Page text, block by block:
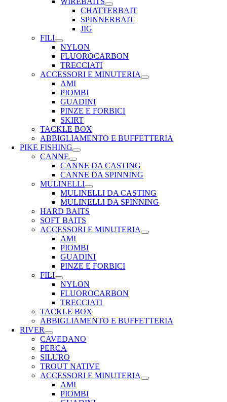
CHATTERBAIT
SPINNERBAIT
JIG
FILI
NYLON
FLUOROCARBON
TRECCIATI
ACCESSORI E MINUTERIA
AMI
PIOMBI
GUADINI
PINZE E FORBICI
SKIRT
TACKLE BOX
ABBIGLIAMENTO E BUFFETTERIA
PIKE FISHING
CANNE
CANNE DA CASTING
CANNE DA SPINNING
MULINELLI
MULINELLI DA CASTING
MULINELLI DA SPINNING
HARD BAITS
SOFT BAITS
ACCESSORI E MINUTERIA
AMI
PIOMBI
GUADINI
PINZE E FORBICI
FILI
NYLON
FLUOROCARBON
TRECCIATI
TACKLE BOX
ABBIGLIAMENTO E BUFFETTERIA
RIVER
CAVEDANO
PERCA
SILURO
TROUT NATIVE
ACCESSORI E MINUTERIA
AMI
PIOMBI